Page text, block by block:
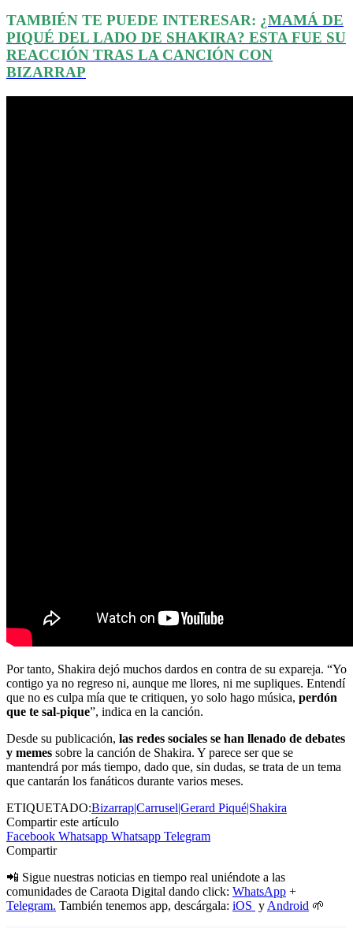
TAMBIÉN TE PUEDE INTERESAR: ¿MAMÁ DE
PIQUÉ DEL LADO DE SHAKIRA? ESTA FUE SU
REACCIÓN TRAS LA CANCIÓN CON
BIZARRAP
Por tanto, Shakira dejó muchos dardos en contra de su expareja. “Yo
contigo ya no regreso ni, aunque me llores, ni me supliques. Entendí
que no es culpa mía que te critiquen, yo solo hago música, perdón
que te sal-pique”, indica en la canción.
Desde su publicación, las redes sociales se han llenado de debates
y memes sobre la canción de Shakira. Y parece ser que se
mantendrá por más tiempo, dado que, sin dudas, se trata de un tema
que cantarán los fanáticos durante varios meses.
ETIQUETADO:Bizarrap|Carrusel|Gerard Piqué|Shakira
Compartir este artículo
Facebook Whatsapp Whatsapp Telegram
Compartir
📲 Sigue nuestras noticias en tiempo real uniéndote a las
comunidades de Caraota Digital dando click: WhatsApp +
Telegram. También tenemos app, descárgala: iOS y Android 🌱